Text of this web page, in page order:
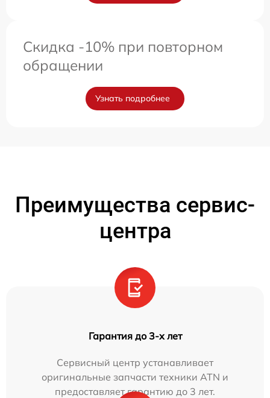
Скидка -10% при повторном
обращении
Узнать подробнее
Преимущества сервис-
центра
Гарантия до 3-х лет
Сервисный центр устанавливает
оригинальные запчасти техники ATN и
предоставляет гарантию до 3 лет.